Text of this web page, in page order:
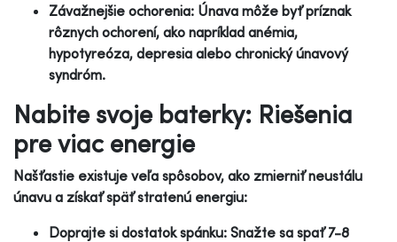
Závažnejšie ochorenia: Únava môže byť príznak
rôznych ochorení, ako napríklad anémia,
hypotyreóza, depresia alebo chronický únavový
syndróm.
Nabite svoje baterky: Riešenia
pre viac energie
Našťastie existuje veľa spôsobov, ako zmierniť neustálu
únavu a získať späť stratenú energiu:
Doprajte si dostatok spánku: Snažte sa spať 7-8